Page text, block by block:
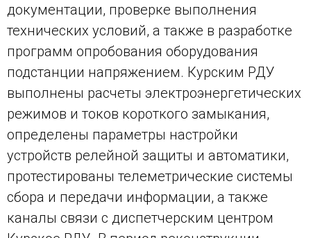
документации, проверке выполнения
технических условий, а также в разработке
программ опробования оборудования
подстанции напряжением. Курским РДУ
выполнены расчеты электроэнергетических
режимов и токов короткого замыкания,
определены параметры настройки
устройств релейной защиты и автоматики,
протестированы телеметрические системы
сбора и передачи информации, а также
каналы связи с диспетчерским центром